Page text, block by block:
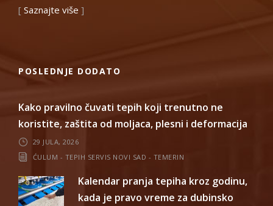
[ Saznajte više ]
POSLEDNJE DODATO
Kako pravilno čuvati tepih koji trenutno ne
koristite, zaštita od moljaca, plesni i deformacija
29 JULA, 2026
ĆULUM - TEPIH SERVIS NOVI SAD - TEMERIN
Kalendar pranja tepiha kroz godinu,
kada je pravo vreme za dubinsko